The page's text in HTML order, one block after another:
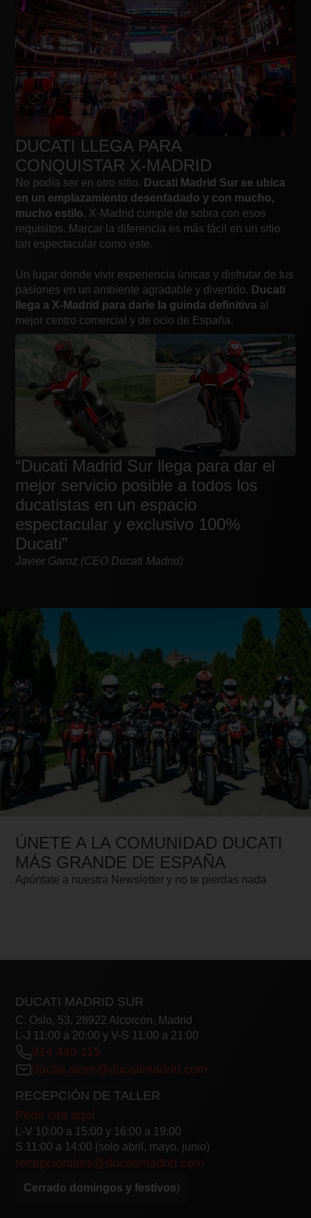
DUCATI LLEGA PARA
CONQUISTAR X-MADRID
No podía ser en otro sitio. Ducati Madrid Sur se ubica
en un emplazamiento desenfadado y con mucho,
mucho estilo. X-Madrid cumple de sobra con esos
requisitos. Marcar la diferencia es más fácil en un sitio
tan espectacular como este.
Un lugar donde vivir experiencia únicas y disfrutar de tus
pasiones en un ambiente agradable y divertido. Ducati
llega a X-Madrid para darle la guinda definitiva al
mejor centro comercial y de ocio de España.
“Ducati Madrid Sur llega para dar el
mejor servicio posible a todos los
ducatistas en un espacio
espectacular y exclusivo 100%
Ducati”
Javier Garoz (CEO Ducati Madrid)
ÚNETE A LA COMUNIDAD DUCATI
MÁS GRANDE DE ESPAÑA
Apúntate a nuestra Newsletter y no te pierdas nada
DUCATI MADRID SUR
C. Oslo, 53, 28922 Alcorcón, Madrid
L-J 11:00 a 20:00 y V-S 11:00 a 21:00
914 440 115
ducati.store@ducatimadrid.com
RECEPCIÓN DE TALLER
Pedir cita aquí
L-V 10:00 a 15:00 y 16:00 a 19:00
S 11:00 a 14:00 (solo abril, mayo, junio)
recepciondms@ducatimadrid.com
Cerrado domingos y festivos)